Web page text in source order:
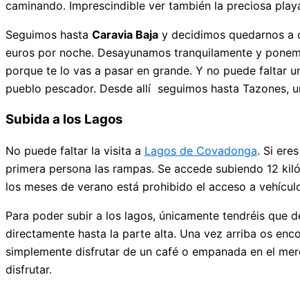
caminando. Imprescindible ver también la preciosa
Seguimos hasta Caravia Baja y decidimos quedarnos a
euros por noche. Desayunamos tranquilamente y
porque te lo vas a pasar en grande. Y no puede faltar
pueblo pescador. Desde allí seguimos hasta Tazones,
Subida a los Lagos
No puede faltar la visita a Lagos de Covadonga. Si
primera persona las rampas. Se accede subiendo 12
los meses de verano está prohibido el acceso a
Para poder subir a los lagos, únicamente tendréis que
directamente hasta la parte alta. Una vez arriba os
simplemente disfrutar de un café o empanada en el
disfrutar.